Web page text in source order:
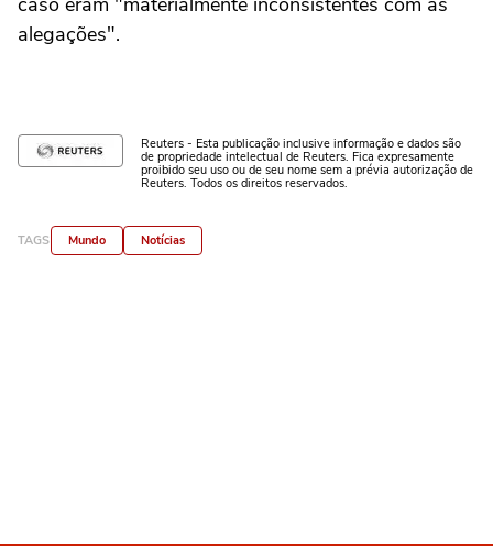
alegações".
Reuters - Esta publicação inclusive informação e dados são
de propriedade intelectual de Reuters. Fica expresamente
proibido seu uso ou de seu nome sem a prévia autorização de
Reuters. Todos os direitos reservados.
TAGS Mundo Notícias